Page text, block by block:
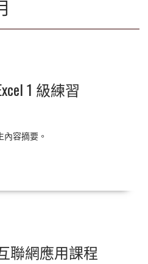
1 級練習
容摘要。
聯網應用課程